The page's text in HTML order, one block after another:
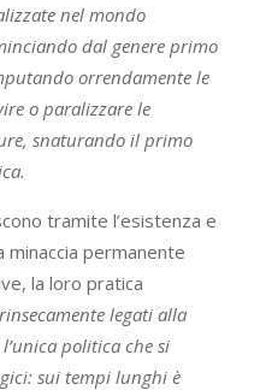
nel mondo
dal genere primo
orrendamente le
o paralizzare le
snaturando il primo
tramite l’esistenza e
minaccia permanente
la loro pratica
legati alla
politica che si
sui tempi lunghi è